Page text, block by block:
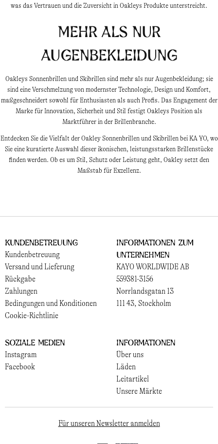
was das Vertrauen und die Zuversicht in Oakleys Produkte unterstreicht.
Mehr als nur
Augenbekleidung
Oakleys Sonnenbrillen und Skibrillen sind mehr als nur Augenbekleidung; sie
sind eine Verschmelzung von modernster Technologie, Design und Komfort,
maßgeschneidert sowohl für Enthusiasten als auch Profis. Das Engagement der
Marke für Innovation, Sicherheit und Stil festigt Oakleys Position als
Marktführer in der Brillenbranche.
Entdecken Sie die Vielfalt der Oakley Sonnenbrillen und Skibrillen bei KA YO, wo
Sie eine kuratierte Auswahl dieser ikonischen, leistungsstarken Brillenstücke
finden werden. Ob es um Stil, Schutz oder Leistung geht, Oakley setzt den
Maßstab für Exzellenz.
Kundenbetreuung
Kundenbetreuung
Versand und Lieferung
Rückgabe
Zahlungen
Bedingungen und Konditionen
Cookie-Richtlinie
Informationen zum
Unternehmen
KAYO WORLDWIDE AB
559381-3156
Norrlandsgatan 13
111 43, Stockholm
Soziale Medien
Instagram
Facebook
Informationen
Über uns
Läden
Leitartikel
Unsere Märkte
Für unseren Newsletter anmelden